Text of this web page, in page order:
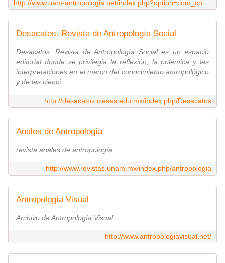
Desacatos. Revista de Antropología Social
Desacatos. Revista de Antropología Social es un espacio
editorial donde se privilegia la reflexión, la polémica y las
interpretaciones en el marco del conocimiento antropológico
y de las cienci...
http://desacatos.ciesas.edu.mx/index.php/Desacatos
Anales de Antropología
revista anales de antropología
http://www.revistas.unam.mx/index.php/antropologia
Antropología Visual
Archivo de Antropología Visual
http://www.antropologiavisual.net/